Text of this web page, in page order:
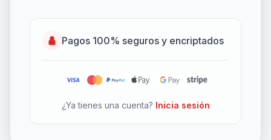
Pagos 100% seguros y encriptados
¿Ya tienes una cuenta? Inicia sesión